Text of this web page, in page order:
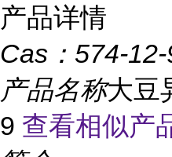
产品详情
Cas： 574-
产品名称大豆
9 查看相似产